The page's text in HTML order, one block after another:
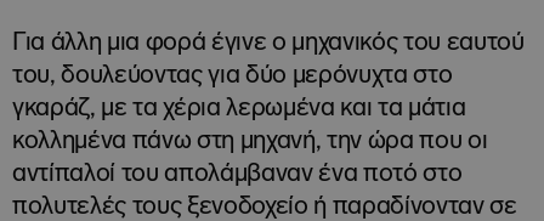
Για άλλη μια φορά έγινε ο μηχανικός του εαυτού
του, δουλεύοντας για δύο μερόνυχτα στο
γκαράζ, με τα χέρια λερωμένα και τα μάτια
κολλημένα πάνω στη μηχανή, την ώρα που οι
αντίπαλοί του απολάμβαναν ένα ποτό στο
πολυτελές τους ξενοδοχείο ή παραδίνονταν σε